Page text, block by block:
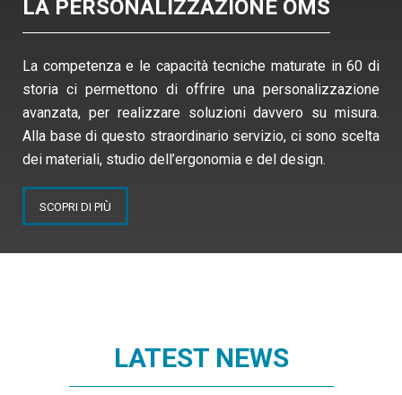
LA PERSONALIZZAZIONE OMS
La competenza e le capacità tecniche maturate in 60 di
storia ci permettono di offrire una personalizzazione
avanzata, per realizzare soluzioni davvero su misura.
Alla base di questo straordinario servizio, ci sono scelta
dei materiali, studio dell’ergonomia e del design.
SCOPRI DI PIÙ
LATEST NEWS